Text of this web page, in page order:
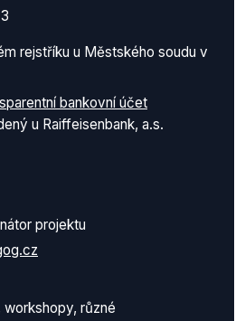
rejstříku u Městského soudu v
bankovní účet
u Raiffeisenbank, a.s.
projektu
různé